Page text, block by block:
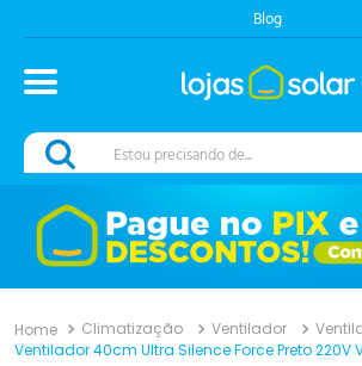
Central de
Estou precisando de...
Climatização Ventilador
Ventilador 40cm Ultra Silence Force Preto 220V